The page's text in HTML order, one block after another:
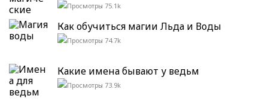
75.1k
Как обучиться магии Льда и Воды
74.7k
Какие имена бывают у ведьм
73.9k